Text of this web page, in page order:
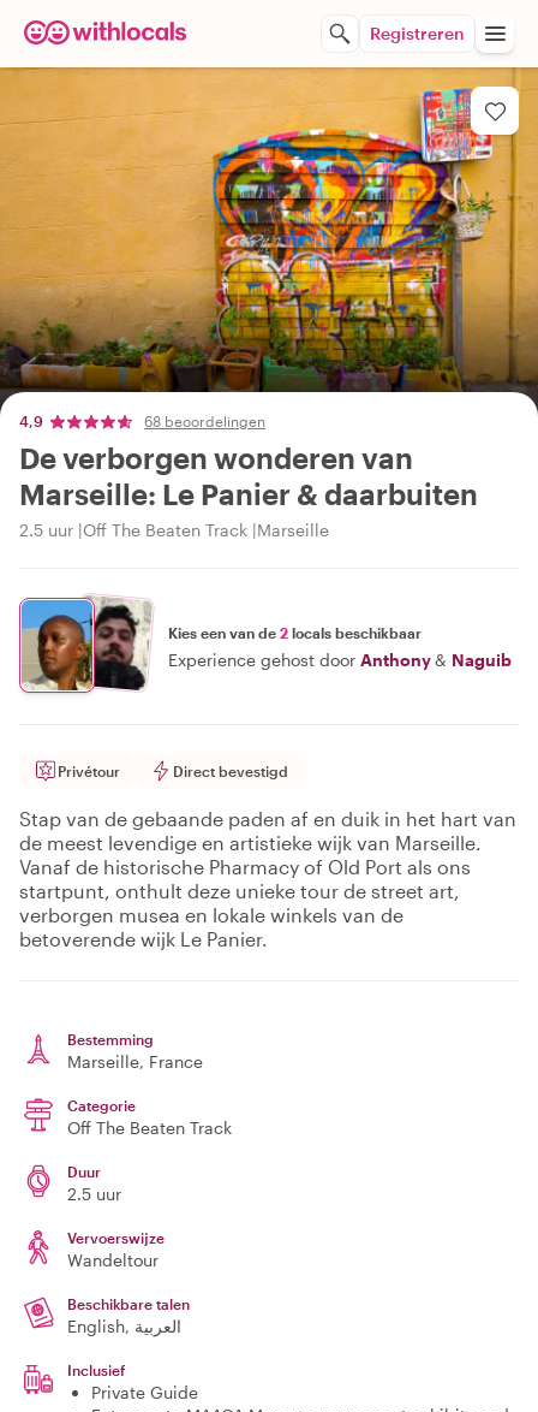
Registreren
4,9 68 beoordelingen
De verborgen wonderen van
Marseille: Le Panier & daarbuiten
2.5 uur Off The Beaten Track Marseille
Kies een van de 2 locals beschikbaar
Experience gehost door Anthony& Naguib
Privétour Direct bevestigd
Stap van de gebaande paden af en duik in het hart van
de meest levendige en artistieke wijk van Marseille.
Vanaf de historische Pharmacy of Old Port als ons
startpunt, onthult deze unieke tour de street art,
verborgen musea en lokale winkels van de
betoverende wijk Le Panier.
Bestemming
Marseille, France
Categorie
Off The Beaten Track
Duur
2.5 uur
Vervoerswijze
Wandeltour
Beschikbare talen
English, العربية
Inclusief
Private Guide